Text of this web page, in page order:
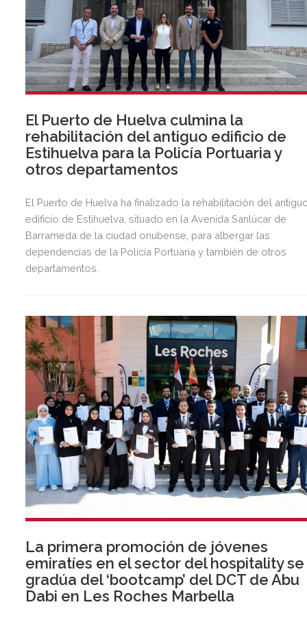
El Puerto de Huelva culmina la
rehabilitación del antiguo edificio de
Estihuelva para la Policía Portuaria y
otros departamentos
El Puerto de Huelva ha finalizado la rehabilitación del
edificio de Estihuelva, situado en la Avenida Sanlúcar de
Barrameda de la ciudad onubense, para albergar las
dependencias de la Policía Portuaria y también de otros
departamentos.
La primera promoción de jóvenes
emiratíes en el sector del hospitality se
gradúa del ‘bootcamp’ del DCT de Abu
Dabi en Les Roches Marbella